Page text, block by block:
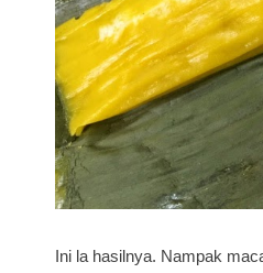
Ini la hasilnya. Nampak